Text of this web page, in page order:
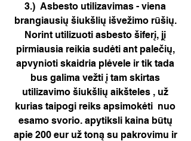
3.) Asbesto utilizavimas - viena
brangiausių šiukšlių išvežimo rūšių.
Norint utilizuoti asbesto šiferį, jį
pirmiausia reikia sudėti ant palečių,
apvynioti skaidria plėvele ir tik tada
bus galima vežti į tam skirtas
utilizavimo šiukšlių aikšteles , už
kurias taipogi reiks apsimokėti nuo
esamo svorio. apytiksli kaina būtų
apie 200 eur už toną su pakrovimu ir